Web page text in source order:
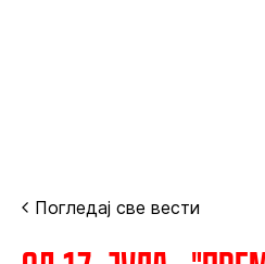
Погледај све вести